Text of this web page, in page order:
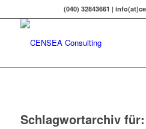
(040) 32843661 |
Schlagwortarchiv für: